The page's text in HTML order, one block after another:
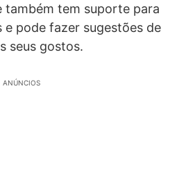
também tem suporte para
e pode fazer sugestões de
seus gostos.
ANÚNCIOS